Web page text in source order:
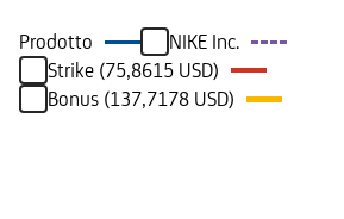
Prodotto
NIKE Inc.
Strike (75,8615 USD)
Bonus (137,7178 USD)